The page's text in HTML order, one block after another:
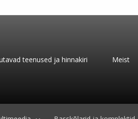
teenused ja hinnakiri Meist